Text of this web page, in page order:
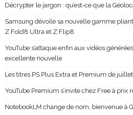
Décrypter le jargon : qu’est-ce que la
Samsung dévoile sa nouvelle gamme
Z Fold8 Ultra et Z Flip8
YouTube s’attaque enfin aux vidéos
excellente nouvelle
Les titres PS Plus Extra et Premium de
YouTube Premium s’invite chez Free à prix
NotebookLM change de nom, bienvenue à